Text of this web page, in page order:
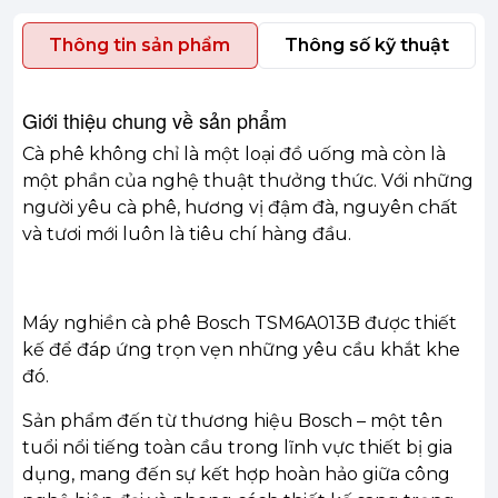
Thông tin sản phẩm Thông số kỹ thuật
Giới thiệu chung về sản phẩm
Cà phê không chỉ là một loại đồ uống mà còn là
một phần của nghệ thuật thưởng thức. Với những
người yêu cà phê, hương vị đậm đà, nguyên chất
và tươi mới luôn là tiêu chí hàng đầu.
Máy nghiền cà phê Bosch TSM6A013B được thiết
kế để đáp ứng trọn vẹn những yêu cầu khắt khe
đó.
Sản phẩm đến từ thương hiệu Bosch – một tên
tuổi nổi tiếng toàn cầu trong lĩnh vực thiết bị gia
dụng, mang đến sự kết hợp hoàn hảo giữa công